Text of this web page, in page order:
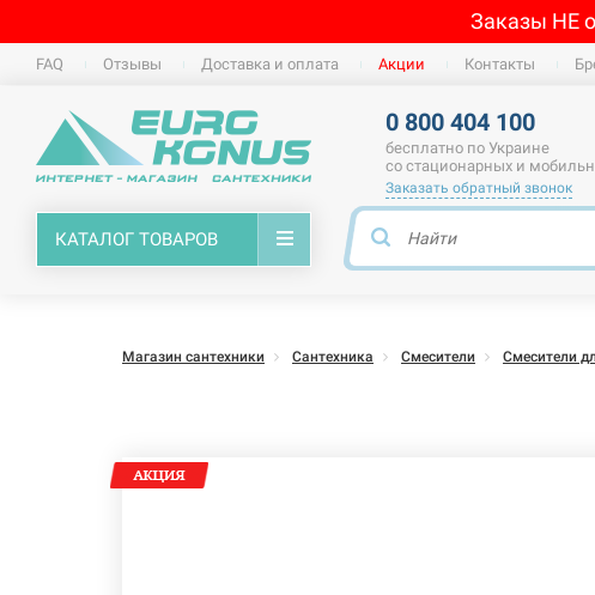
Заказы НЕ
FAQ Отзывы Доставка и оплата Акции Контакты
0 800 404 100
бесплатно по Украине
со стационарных и
Заказать обратный звонок
КАТАЛОГ ТОВАРОВ
Магазин сантехники Сантехника Смесители Смесители